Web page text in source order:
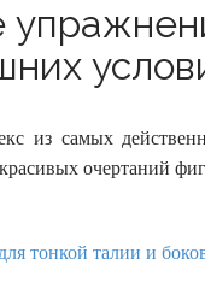
из самых
очертаний